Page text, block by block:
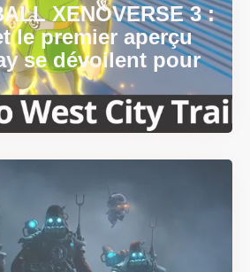
XENOVERSE 3 :
le premier aperçu
se dévoilent pour